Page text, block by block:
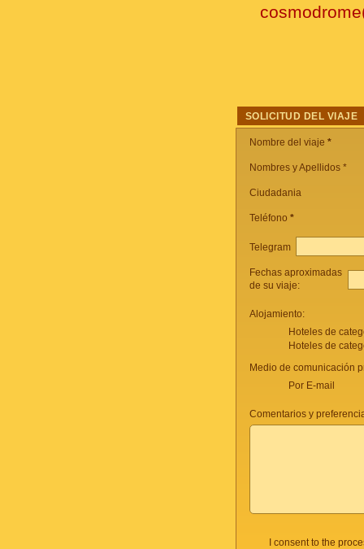
SOLICITUD DEL VIAJE
Nombre del viaje *
Nombres y Apellidos *
Ciudadania
Teléfono *
Telegram
Fechas aproximadas
de su viaje:
Alojamiento:
Hoteles de
Hoteles de
Medio de comunicación
Por E-mail
Comentarios y
I consent to the